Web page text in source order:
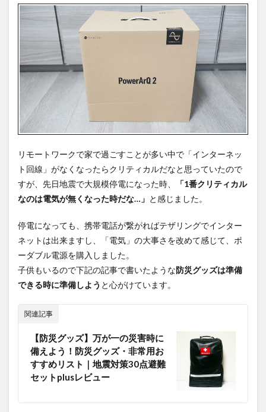
PowerArQ
2の製品紹
「PowerArQ
2」おすすめ
ポイント
2.2
製品
紹介
本体
2.4
本体
上面
2.5
背面
Tap
PowerArQ
iPhoneや
MacBook
Proは何
回充電で
きる？
リモートワークで家で過ごすことが多い中で「インターネッ
ト回線」がなくなったらクリティカルだなと思っていたので
すが、先日地震で大規模停電になった時、
「1番クリティカル
なのは電気が無くなった時だな…」 と感じました。
停電になっても、携帯電話が繋がればテザリングでインター
ネットは出来ますし、「電気」の大事さを改めて感じて、ポ
ーダブル電源を購入しました。
子供もいるので下記の記事で書いたような防災グッズは準備
できる時に準備しよう と心がけています。
関連記事
【防災グッズ】万が一の災害時に
備えよう！防災グッズ・非常用お
すすめリスト｜地震対策30点避難
セットplusレビュー